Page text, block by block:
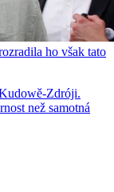
ho však tato
Zdróji.
než samotná